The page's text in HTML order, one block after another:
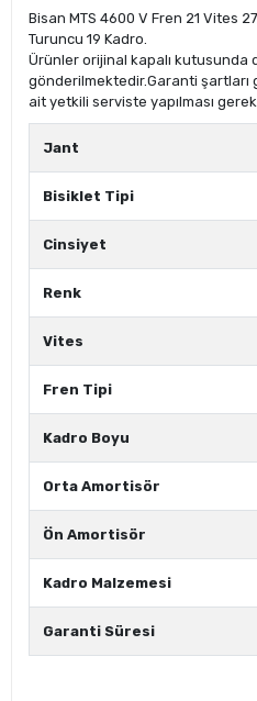
Bisan MTS 4600 V Fren 21 Vites
Turuncu 19 Kadro.
Ürünler orijinal kapalı kutusunda
gönderilmektedir.Garanti
ait yetkili serviste yapılması
Jant
Bisiklet Tipi
Cinsiyet
Renk
Vites
Fren Tipi
Kadro Boyu
Orta Amortisör
Ön Amortisör
Kadro Malzemesi
Garanti Süresi